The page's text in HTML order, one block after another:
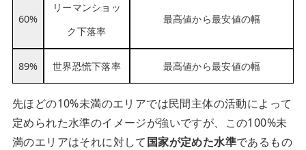
60%
リーマンショッ
ク下落率
最高値から最安値の幅
89% 世界恐慌下落率 最高値から最安値の幅
先ほどの10%未満のエリアでは民間主体の活動によって
定められた水準のイメージが強いですが、この100%未
満のエリアはそれに対して国家が定めた水準であるもの